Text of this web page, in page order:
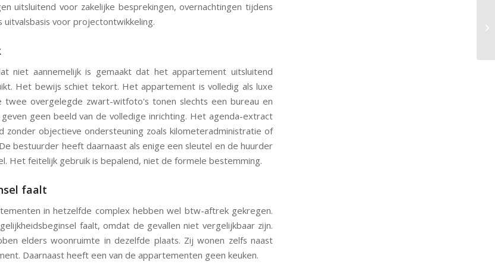
uitsluitend voor zakelijke besprekingen, overnachtingen tijdens
uitvalsbasis voor projectontwikkeling.
niet aannemelijk is gemaakt dat het appartement uitsluitend
Het bewijs schiet tekort. Het appartement is volledig als luxe
twee overgelegde zwart-witfoto's tonen slechts een bureau en
geen beeld van de volledige inrichting. Het agenda-extract
zonder objectieve ondersteuning zoals kilometeradministratie of
bestuurder heeft daarnaast als enige een sleutel en de huurder
Het feitelijk gebruik is bepalend, niet de formele bestemming.
faalt
in hetzelfde complex hebben wel btw-aftrek gekregen.
faalt, omdat de gevallen niet vergelijkbaar zijn.
elders woonruimte in dezelfde plaats. Zij wonen zelfs naast
Daarnaast heeft een van de appartementen geen keuken.